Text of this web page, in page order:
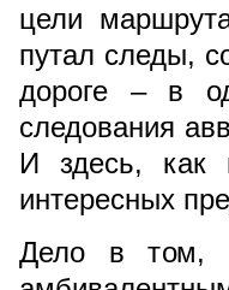
цели
путал следы,
дороге – в
следования
И здесь, как
интересных
Дело в том,